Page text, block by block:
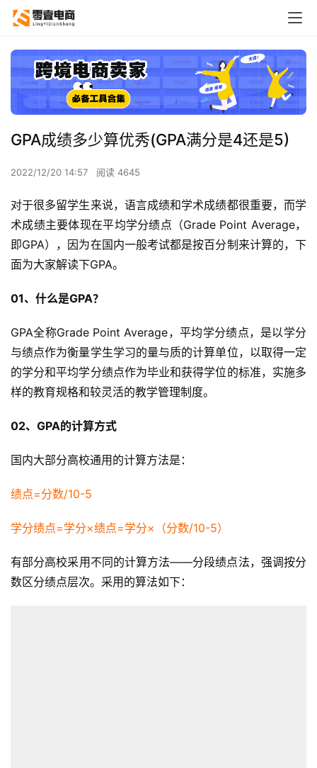
GPA成绩多少算优秀(GPA满分是4还是5)
2022/12/20 14:57 阅读 4645
对于很多留学生来说，语言成绩和学术成绩都很重要，而学
术成绩主要体现在平均学分绩点（Grade Point Average，
即GPA），因为在国内一般考试都是按百分制来计算的，下
面为大家解读下GPA。
01、什么是GPA？
GPA全称Grade Point Average，平均学分绩点，是以学分
与绩点作为衡量学生学习的量与质的计算单位，以取得一定
的学分和平均学分绩点作为毕业和获得学位的标准，实施多
样的教育规格和较灵活的教学管理制度。
02、GPA的计算方式
国内大部分高校通用的计算方法是：
绩点=分数/10-5
学分绩点=学分×绩点=学分×（分数/10-5）
有部分高校采用不同的计算方法——分段绩点法，强调按分
数区分绩点层次。采用的算法如下：